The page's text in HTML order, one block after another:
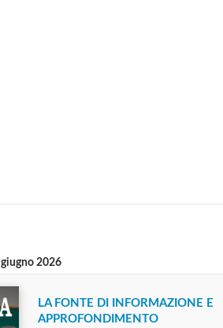
giugno 2026
LA FONTE DI INFORMAZIONE E
APPROFONDIMENTO